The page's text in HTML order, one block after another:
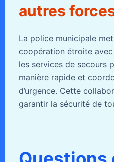
autres
La police municipale
coopération étroite
les services de secours
manière rapide et
d’urgence. Cette
garantir la sécurité de